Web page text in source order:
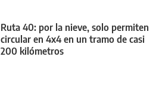
Ruta 40: por la nieve, solo permiten
circular en 4x4 en un tramo de casi
200 kilómetros